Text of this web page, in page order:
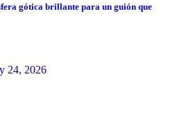
gótica brillante para un guión que
24, 2026